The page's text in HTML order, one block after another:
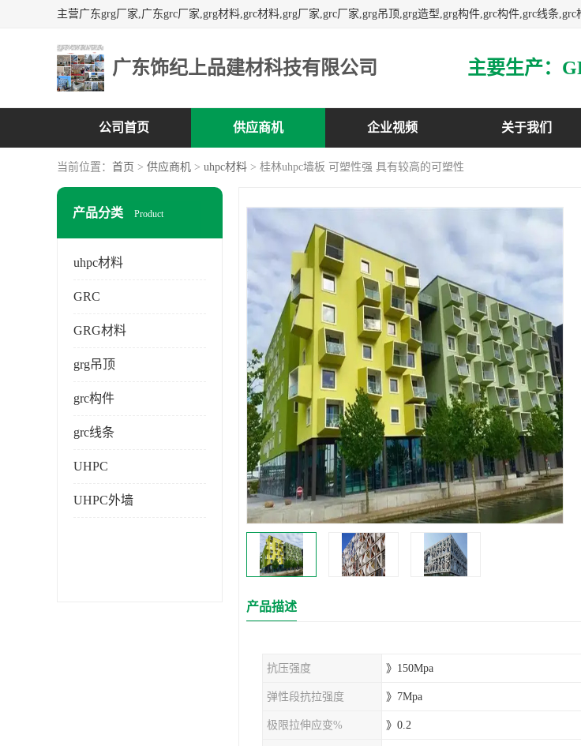
广东饰纪上品建材科技有限公司
公司首页 供应商机 企业视频 关于我们
当前位置： 首页 > 供应商机 > uhpc材料 > 桂林uhpc墙板 可塑性强 具有较高的可塑性
产品分类 Product
uhpc材料
GRC
GRG材料
grg吊顶
grc构件
grc线条
UHPC
UHPC外墙
产品描述
抗压强度 》150Mpa
弹性段抗拉强度 》7Mpa
极限拉伸应变% 》0.2